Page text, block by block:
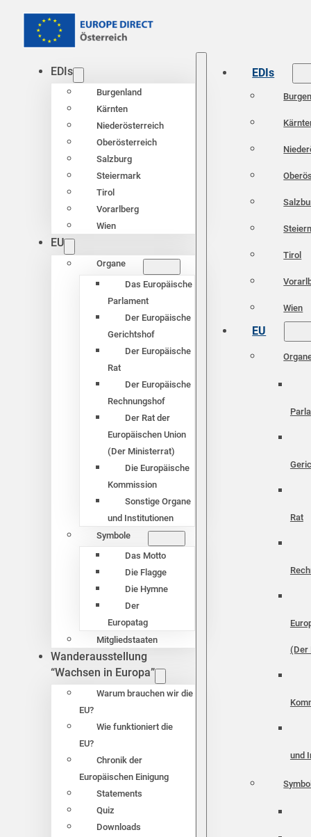
EDIs
Burgenland
Kärnten
Niederösterreich
Oberösterreich
Salzburg
Steiermark
Tirol
Vorarlberg
Wien
EU
Organe
Das Europäische
Parlament
Der Europäische
Gerichtshof
Der Europäische
Rat
Der Europäische
Rechnungshof
Der Rat der
Europäischen Union
(Der Ministerrat)
Die Europäische
Kommission
Sonstige Organe
und Institutionen
Symbole
Das Motto
Die Flagge
Die Hymne
Der
Europatag
Mitgliedstaaten
Wanderausstellung
“Wachsen in Europa”
Warum brauchen wir die
EU?
Wie funktioniert die
EU?
Chronik der
Europäischen Einigung
Statements
Quiz
Downloads
EDIs
Tirol
Wien
EU
Rat
(Der
und